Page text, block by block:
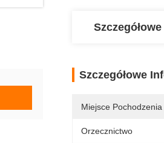
Szczegółowe
Miejsce Pochodzenia
Orzecznictwo